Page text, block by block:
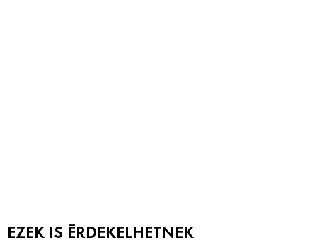
EZEK IS ÉRDEKELHETNEK